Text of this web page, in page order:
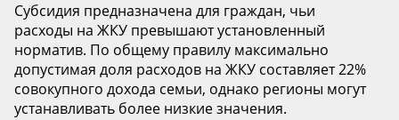
Субсидия предназначена для граждан, чьи
расходы на ЖКУ превышают установленный
норматив. По общему правилу максимально
допустимая доля расходов на ЖКУ составляет 22%
совокупного дохода семьи, однако регионы могут
устанавливать более низкие значения.